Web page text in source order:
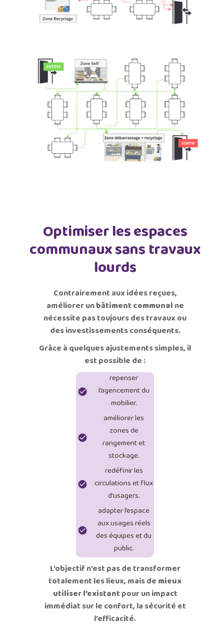
Optimiser les espaces
communaux sans travaux
lourds
Contrairement aux idées reçues,
améliorer unbâtiment communal ne
nécessite pas toujours des travaux ou
des investissements conséquents.
Grâce à quelques ajustements simples, il
est possible de :
repenser
l’agencement du
mobilier.
améliorer les
zones de
rangement et
stockage.
redéfinir les
circulations et flux
d’usagers.
adapter l’espace
aux usages réels
des équipes et du
public.
L’objectif n’est pas de transformer
totalement les lieux, mais de mieux
utiliser l’existant pour un impact
immédiat sur le confort, la sécurité et
l’efficacité.